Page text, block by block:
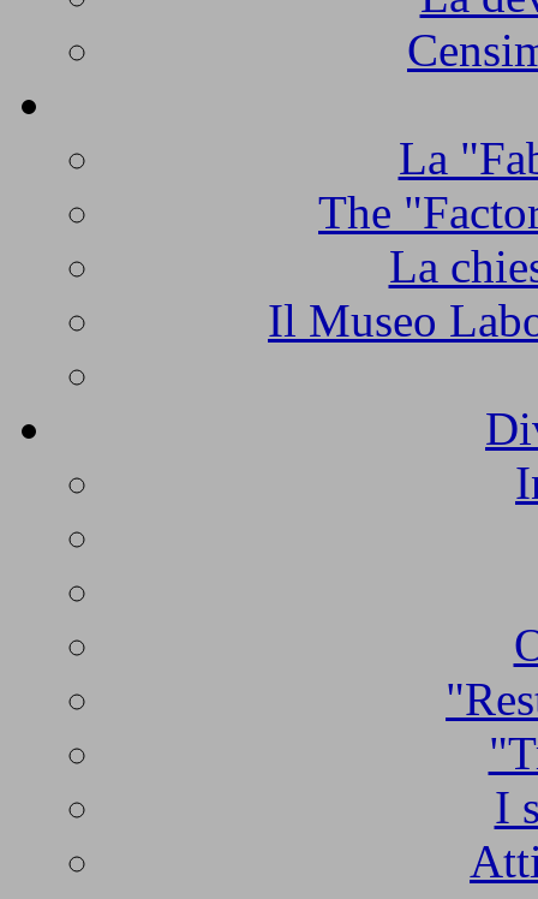
La
The
La
Il Museo
I